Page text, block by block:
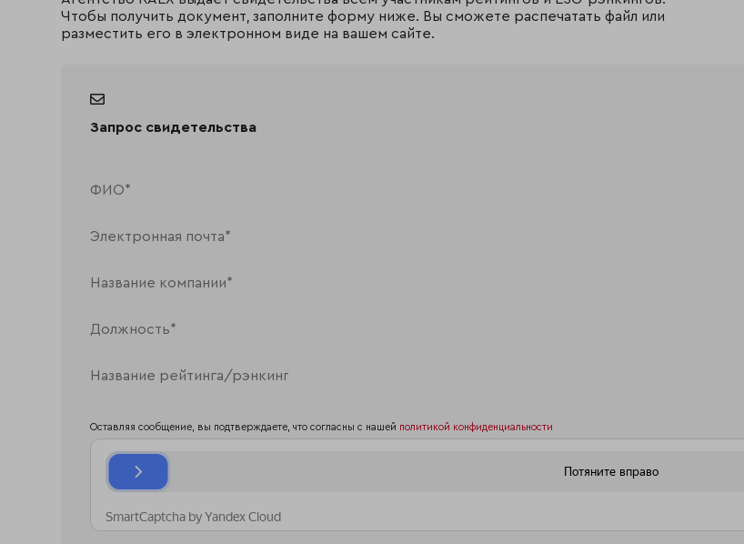
Чтобы получить документ, заполните форму ниже. Вы сможете распечатать файл или
разместить его в электронном виде на вашем сайте.
Запрос свидетельства
Оставляя сообщение, вы подтверждаете, что согласны с нашей политикой конфиденциальности